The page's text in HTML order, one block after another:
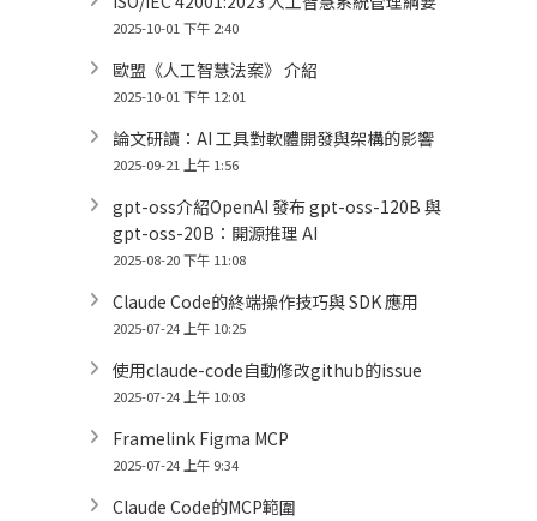
2025-10-01 下午 2:40
歐盟《人工智慧法案》 介紹
2025-10-01 下午 12:01
論文研讀：AI 工具對軟體開發與架構的影響
2025-09-21 上午 1:56
gpt-oss介紹OpenAI 發布 gpt-oss-120B 與
gpt-oss-20B：開源推理 AI
2025-08-20 下午 11:08
Claude Code的終端操作技巧與 SDK 應用
2025-07-24 上午 10:25
使用claude-code自動修改github的issue
2025-07-24 上午 10:03
Framelink Figma MCP
2025-07-24 上午 9:34
Claude Code的MCP範圍